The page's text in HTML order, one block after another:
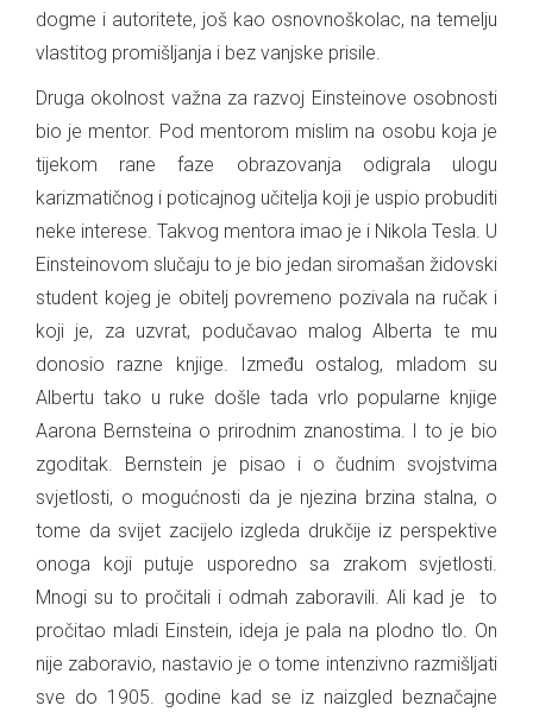
dogme i autoritete, još kao osnovnoškolac, na temelju
vlastitog promišljanja i bez vanjske prisile.
Druga okolnost važna za razvoj Einsteinove osobnosti
bio je mentor. Pod mentorom mislim na osobu koja je
tijekom rane faze obrazovanja odigrala ulogu
karizmatičnog i poticajnog učitelja koji je uspio probuditi
neke interese. Takvog mentora imao je i Nikola Tesla. U
Einsteinovom slučaju to je bio jedan siromašan židovski
student kojeg je obitelj povremeno pozivala na ručak i
koji je, za uzvrat, podučavao malog Alberta te mu
donosio razne knjige. Između ostalog, mladom su
Albertu tako u ruke došle tada vrlo popularne knjige
Aarona Bernsteina o prirodnim znanostima. I to je bio
zgoditak. Bernstein je pisao i o čudnim svojstvima
svjetlosti, o mogućnosti da je njezina brzina stalna, o
tome da svijet zacijelo izgleda drukčije iz perspektive
onoga koji putuje usporedno sa zrakom svjetlosti.
Mnogi su to pročitali i odmah zaboravili. Ali kad je to
pročitao mladi Einstein, ideja je pala na plodno tlo. On
nije zaboravio, nastavio je o tome intenzivno razmišljati
sve do 1905. godine kad se iz naizgled beznačajne